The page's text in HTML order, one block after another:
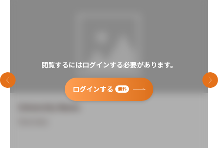
音楽芸術表現学科 ジャズコース
音楽芸術表現学科 ポップ&ロックミュージックコース
音楽芸術運営学科 アートマネジメントコース
閲覧するにはログインする必要があります。
ログインする 無料
前のスライド 次